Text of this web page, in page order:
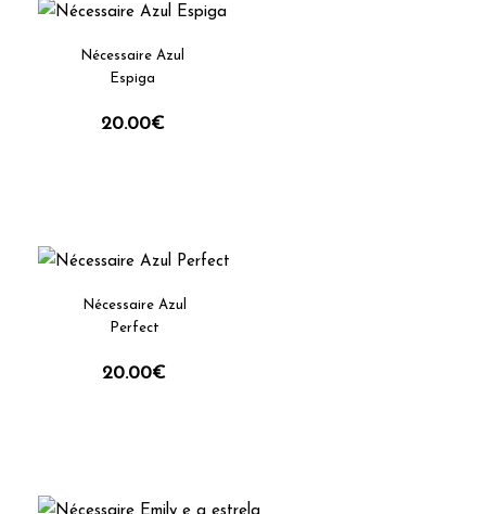
Nécessaire Azul
Espiga
20.00€
Nécessaire Azul
Perfect
20.00€